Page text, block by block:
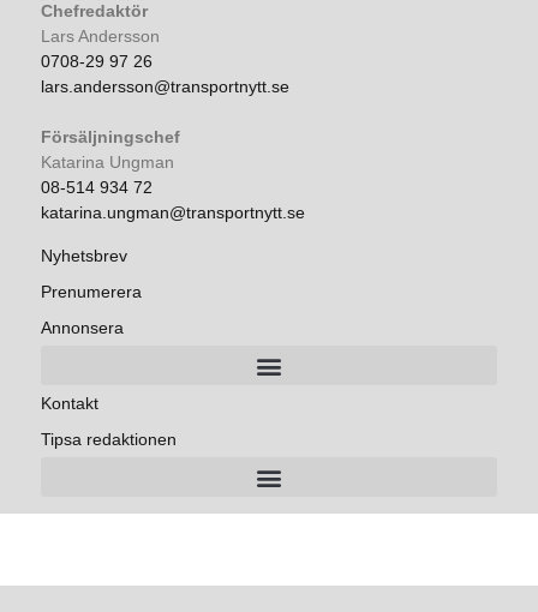
Chefredaktör
Lars Andersson
0708-29 97 26
lars.andersson@transportnytt.se
Försäljningschef
Katarina Ungman
08-514 934 72
katarina.ungman@transportnytt.se
Nyhetsbrev
Prenumerera
Annonsera
Kontakt
Tipsa redaktionen